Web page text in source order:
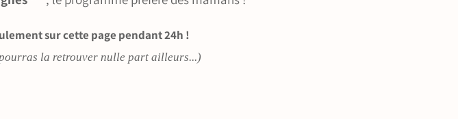
sur cette page pendant 24h !
la retrouver nulle part ailleurs...)